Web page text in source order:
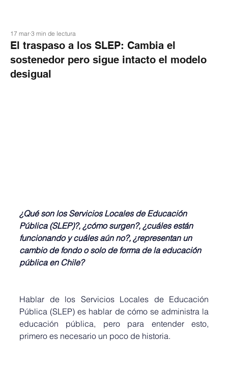
El traspaso a los SLEP: Cambia el
sostenedor pero sigue intacto el modelo
desigual
17 mar 3 min de lectura
¿Qué son los Servicios Locales de Educación
Pública (SLEP)?, ¿cómo surgen?, ¿cuáles están
funcionando y cuáles aún no?, ¿representan un
cambio de fondo o solo de forma de la educación
pública en Chile?
Hablar de los Servicios Locales de Educación
Pública (SLEP) es hablar de cómo se administra la
educación pública, pero para entender esto,
primero es necesario un poco de historia.